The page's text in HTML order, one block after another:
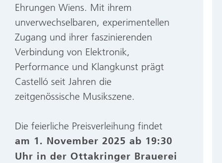
Ehrungen Wiens. Mit ihrem
unverwechselbaren, experimentellen
Zugang und ihrer faszinierenden
Verbindung von Elektronik,
Performance und Klangkunst prägt
Castelló seit Jahren die
zeitgenössische Musikszene.
Die feierliche Preisverleihung findet
am 1. November 2025 ab 19:30
Uhr in der Ottakringer Brauerei